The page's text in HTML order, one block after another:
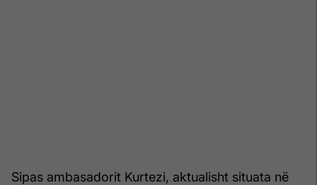
Sipas ambasadorit Kurtezi, aktualisht situata në